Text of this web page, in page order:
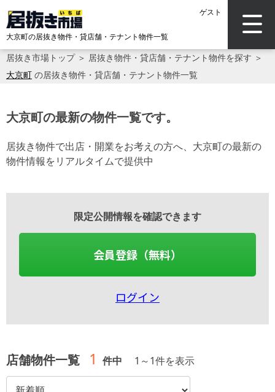
ゲスト
大京町の居抜き物件・貸店舗・テナント物件一覧
居抜き市場トップ＞ 居抜き物件・貸店舗・テナント物件を探す ＞
大京町 の居抜き物件・貸店舗・テナント物件一覧
大京町の最新の物件一覧です。
居抜き物件で出店・開業をお考えの方へ、大京町の最新の
物件情報をリアルタイムで提供中
限定公開情報を確認できます
会員登録（無料）
ログイン
店舗物件一覧 1 件中 1 ～1件を表示